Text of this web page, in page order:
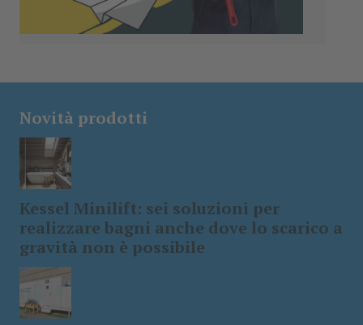
Novità prodotti
Kessel Minilift: sei soluzioni per
realizzare bagni anche dove lo scarico a
gravità non è possibile